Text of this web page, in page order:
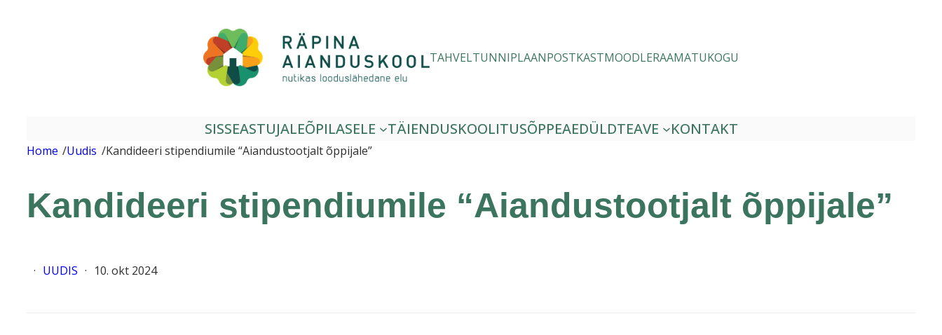
TAHVELTUNNIPLAANPOSTKASTMOODLERAAMATUKOGU
SISSEASTUJALEÕPILASELE TÄIENDUSKOOLITUSÕPPEAEDÜLDTEAVE KONTAKT
Home /Uudis /Kandideeri stipendiumile “Aiandustootjalt õppijale”
Kandideeri stipendiumile “Aiandustootjalt õppijale”
· UUDIS · 10. okt 2024